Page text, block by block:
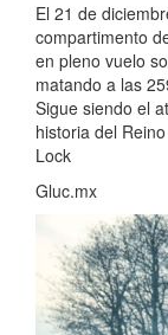
El 21 de
compartimento
en pleno vuelo
matando a las
Sigue siendo el
historia del
Lock
Gluc.mx